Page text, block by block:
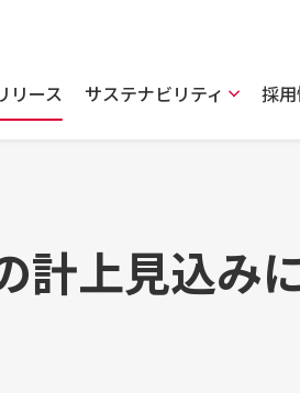
リース サステナビリティ 採
計上見込み